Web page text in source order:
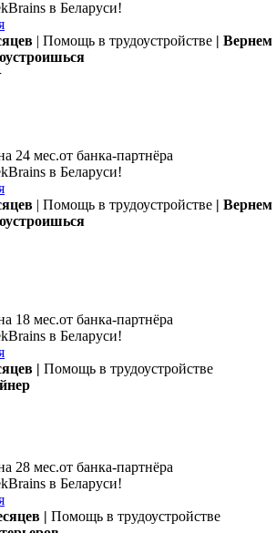
| Помощь в трудоустройстве | Вернем
24 мес.от банка-партнёра
| Помощь в трудоустройстве | Вернем
18 мес.от банка-партнёра
| Помощь в трудоустройстве
28 мес.от банка-партнёра
| Помощь в трудоустройстве